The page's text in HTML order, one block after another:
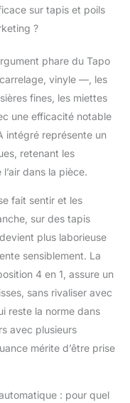
les
spécifiques et
souhaitez pas
utilisées
𝐄𝐓
Le robot
accidentels
animal,
de
activation
𝐄𝐓
vocales via
ou contrôlez
𝐓𝐀𝐏𝐎
votre Robot
Tapo qui
ampoules,
- Pour
ou
/
sur tapis et poils
?
phare du Tapo
vinyle —, les
fines, les miettes
une efficacité notable
intégré représente un
retenant les
dans la pièce.
fait sentir et les
sur des tapis
plus laborieuse
sensiblement. La
4 en 1, assure un
sans rivaliser avec
reste la norme dans
avec plusieurs
mérite d’être prise
: pour quel